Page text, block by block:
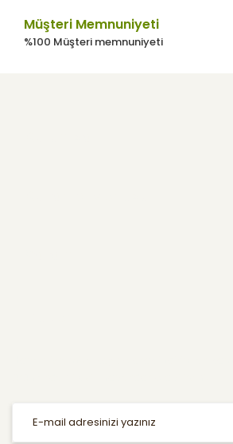
Müşteri Memnuniyeti
%100 Müşteri memnuniyeti